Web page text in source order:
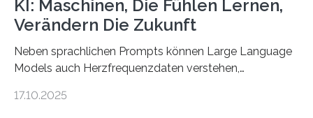
KI: Maschinen, Die Fühlen Lernen,
Verändern Die Zukunft
Neben sprachlichen Prompts können Large Language
Models auch Herzfrequenzdaten verstehen,
haben Dr. Morris Gellisch, ehemals an der Ruhr-
17.10.2025